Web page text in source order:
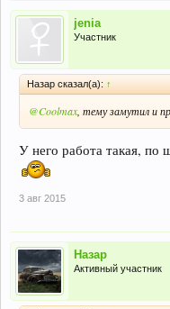
jenia
Участник
Назар сказал(а): ↑
@Coolmax, тему замутил и
У него работа такая, по
3 авг 2015
Назар
Активный участник